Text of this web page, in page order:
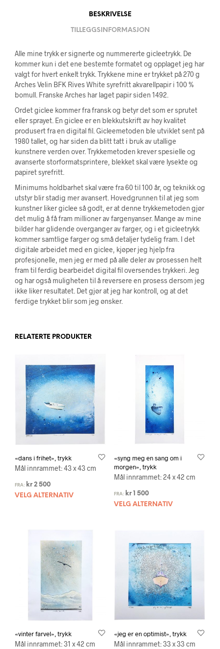
BESKRIVELSE
TILLEGGSINFORMASJON
Alle mine trykk er signerte og nummererte gicleetrykk. De
kommer kun i det ene bestemte formatet og opplaget jeg har
valgt for hvert enkelt trykk. Trykkene mine er trykket på 270 g
Arches Velin BFK Rives White syrefritt akvarellpapir i 100 %
bomull. Franske Arches har laget papir siden 1492.
Ordet giclee kommer fra fransk og betyr det som er sprutet
eller sprayet. En giclee er en blekkutskrift av høy kvalitet
produsert fra en digital fil. Gicleemetoden ble utviklet sent på
1980 tallet, og har siden da blitt tatt i bruk av utallige
kunstnere verden over. Trykkemetoden krever spesielle og
avanserte storformatsprintere, blekket skal være lysekte og
papiret syrefritt.
Minimums holdbarhet skal være fra 60 til 100 år, og teknikk og
utstyr blir stadig mer avansert. Hovedgrunnen til at jeg som
kunstner liker giclee så godt, er at denne trykkemetoden gjør
det mulig å få fram millioner av fargenyanser. Mange av mine
bilder har glidende overganger av farger, og i et gicleetrykk
kommer samtlige farger og små detaljer tydelig fram. I det
digitale arbeidet med en giclee, kjøper jeg hjelp fra
profesjonelle, men jeg er med på alle deler av prosessen helt
fram til ferdig bearbeidet digital fil oversendes trykkeri. Jeg
og har også muligheten til å reversere en prosess dersom jeg
ikke liker resultatet. Det gjør at jeg har kontroll, og at det
ferdige trykket blir som jeg ønsker.
RELATERTE PRODUKTER
«dans i frihet», trykk
Mål innrammet: 43 x 43 cm
FRA: kr 2 500
VELG ALTERNATIV
«syng meg en sang om i
morgen», trykk
Mål innrammet: 24 x 42 cm
FRA: kr1 500
VELG ALTERNATIV
«vinter farvel», trykk
Mål innrammet: 31 x 42 cm
«jeg er en optimist», trykk
Mål innrammet: 33 x 33 cm